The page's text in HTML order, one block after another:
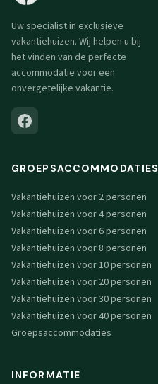
Uw specialist in exclusieve
vakantiehuizen. Wij helpen u bij
het vinden van de perfecte
accommodatie voor een
onvergetelijke vakantie.
GROEPSACCOMMODATIES
Vakantiehuizen voor 2 personen
Vakantiehuizen voor 4 personen
Vakantiehuizen voor 6 personen
Vakantiehuizen voor 8 personen
Vakantiehuizen voor 10 personen
Vakantiehuizen voor 20 personen
Vakantiehuizen voor 30 personen
Vakantiehuizen voor 40 personen
Groepsaccommodaties
INFORMATIE